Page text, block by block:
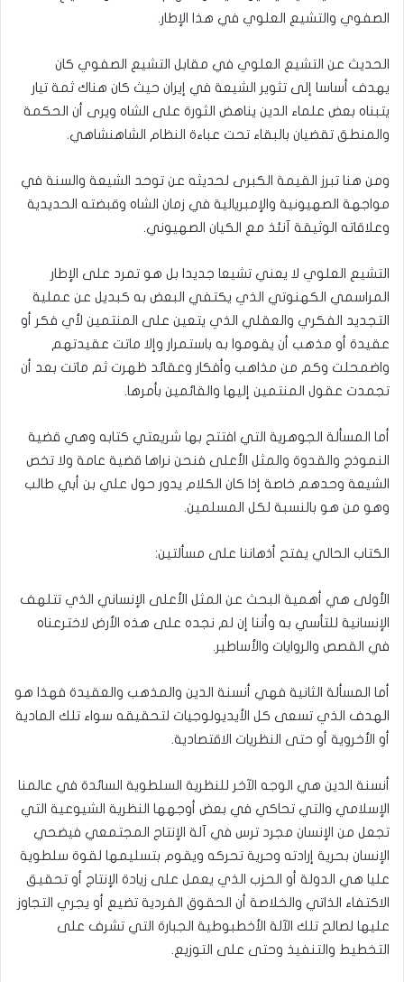
الصفوي والتشيع العلوي في هذا الإطار.
الحديث عن التشيع العلوي في مقابل التشيع الصفوي كان
يهدف أساسا إلى تثوير الشيعة في إيران حيث كان هناك ثمة تيار
يتبناه بعض علماء الدين يناهض الثورة على الشاه ويرى أن الحكمة
والمنطق تقضيان بالبقاء تحت عباءة النظام الشاهنشاهي.
ومن هنا تبرز القيمة الكبرى لحديثه عن توحد الشيعة والسنة في
مواجهة الصهيونية والإمبريالية في زمان الشاه وقبضته الحديدية
وعلاقاته الوثيقة آنئذ مع الكيان الصهيوني.
التشيع العلوي لا يعني تشيعا جديدا بل هو تمرد على الإطار
المراسمي الكهنوتي الذي يكتفي البعض به كبديل عن عملية
التجديد الفكري والعقلي الذي يتعين على المنتمين لأي فكر أو
عقيدة أو مذهب أن يقوموا به باستمرار وإلا ماتت عقيدتهم
واضمحلت وكم من مذاهب وأفكار وعقائد ظهرت ثم ماتت بعد أن
تجمدت عقول المنتمين إليها والقائمين بأمرها.
أما المسألة الجوهرية التي افتتح بها شريعتي كتابه وهي قضية
النموذج والقدوة والمثل الأعلى فنحن نراها قضية عامة ولا تخص
الشيعة وحدهم خاصة إذا كان الكلام يدور حول علي بن أبي طالب
وهو من هو بالنسبة لكل المسلمين.
الكتاب الحالي يفتح أذهاننا على مسألتين:
الأولى هي أهمية البحث عن المثل الأعلى الإنساني الذي تتلهف
الإنسانية للتأسي به وأننا إن لم نجده على هذه الأرض لاخترعناه
في القصص والروايات والأساطير.
أما المسألة الثانية فهي أنسنة الدين والمذهب والعقيدة فهذا هو
الهدف الذي تسعى كل الأيديولوجيات لتحقيقه سواء تلك المادية
أو الأخروية أو حتى النظريات الاقتصادية.
أنسنة الدين هي الوجه الآخر للنظرية السلطوية السائدة في عالمنا
الإسلامي والتي تحاكي في بعض أوجهها النظرية الشيوعية التي
تجعل من الإنسان مجرد ترس في آلة الإنتاج المجتمعي فيضحي
الإنسان بحرية إرادته وحرية تحركه ويقوم بتسليمها لقوة سلطوية
عليا هي الدولة أو الحزب الذي يعمل على زيادة الإنتاج أو تحقيق
الاكتفاء الذاتي والخلاصة أن الحقوق الفردية تضيع أو يجري التجاوز
عليها لصالح تلك الآلة الأخطبوطية الجبارة التي تشرف على
التخطيط والتنفيذ وحتى على التوزيع.